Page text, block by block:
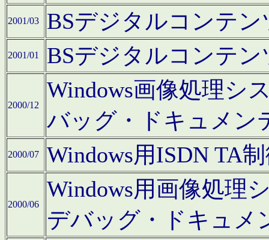
2001/03 BSデジタルコンテ
2001/01 BSデジタルコンテ
2000/12
Windows画像処理シ
バッグ・ドキュメン
2000/07 Windows用ISDN TA
2000/06
Windows用画像処理
デバッグ・ドキュメ